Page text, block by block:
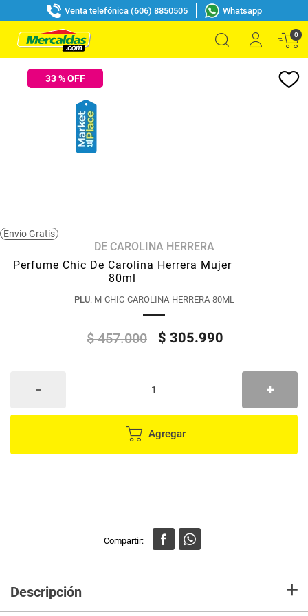
Venta telefónica (606) 8850505 Whatsapp
0
33% OFF
Envio Gratis
DE CAROLINA HERRERA
Perfume Chic De Carolina Herrera Mujer
80ml
PLU: M-CHIC-CAROLINA-HERRERA-80ML
$ 457.000 $ 305.990
Agregar
Descripción +